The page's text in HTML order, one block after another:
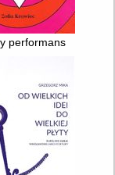
performans